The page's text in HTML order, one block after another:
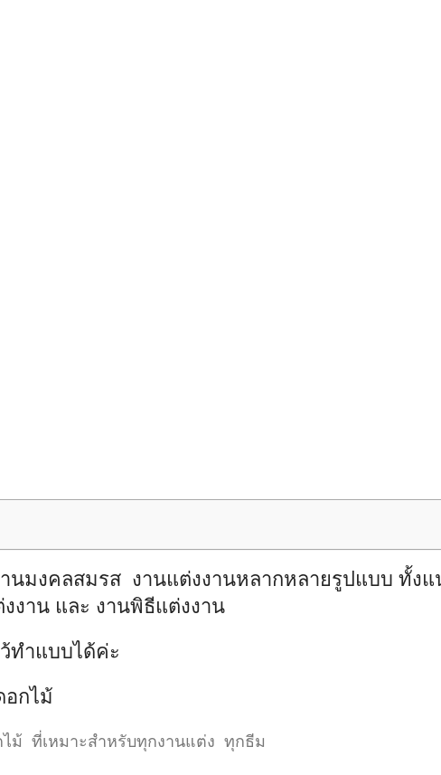
นมงคลสมรส งานแต่งงานหลากหลายรูปแบบ ทั้ง
งาน และ งานพิธีแต่งงาน
ทำแบบได้ค่ะ
กไม้
ม้ ที่เหมาะสำหรับทุกงานแต่ง ทุกธีม